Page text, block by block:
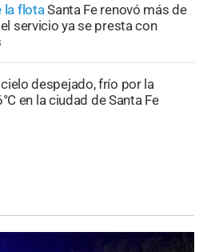
la flotaSanta Fe renovó más de
servicio ya se presta con
despejado, frío por la
en la ciudad de Santa Fe